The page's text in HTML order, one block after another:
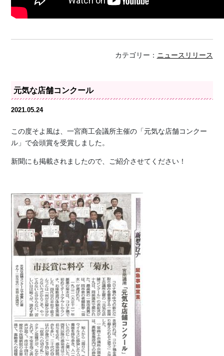
カテゴリー： ニュースリリース
元気な店舗コンクール
2021.05.24
この度そよ風は、一宮商工会議所主催の「元気な店舗コンクー
ル」で会頭賞を受賞しました。
新聞にも掲載されましたので、ご紹介させてください！